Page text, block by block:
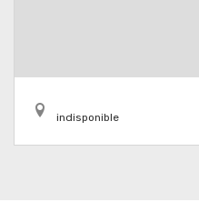
indisponible